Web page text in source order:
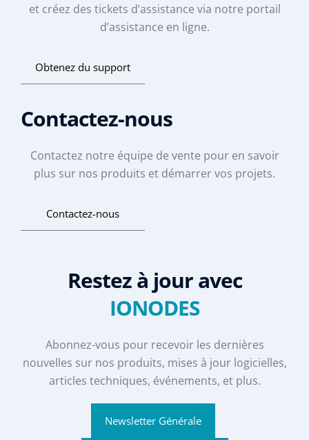
et créez des tickets d’assistance via notre portail
d’assistance en ligne.
Obtenez du support
Contactez-nous
Contactez notre équipe de vente pour en savoir
plus sur nos produits et démarrer vos projets.
Contactez-nous
Restez à jour avec
IONODES
Abonnez-vous pour recevoir les dernières
nouvelles sur nos produits, mises à jour logicielles,
articles techniques, événements, et plus.
Newsletter Générale